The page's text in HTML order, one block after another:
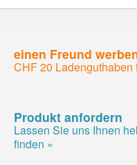
einen Freund
CHF 20 Ladenguthaben
Produkt anfordern
Lassen Sie uns Ihnen
finden »